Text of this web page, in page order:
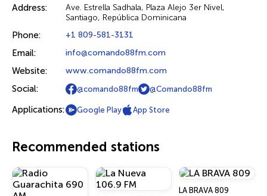
Address:
Ave. Estrella Sadhala, Plaza Alejo 3er Nivel,
Santiago, República Dominicana
Phone: +1 809-581-3131
Email: info@comando88fm.com
Website: www.comando88fm.com
Social: @comando88fm @Comando88fm
Applications: Google Play App Store
Recommended stations
LA BRAVA 809